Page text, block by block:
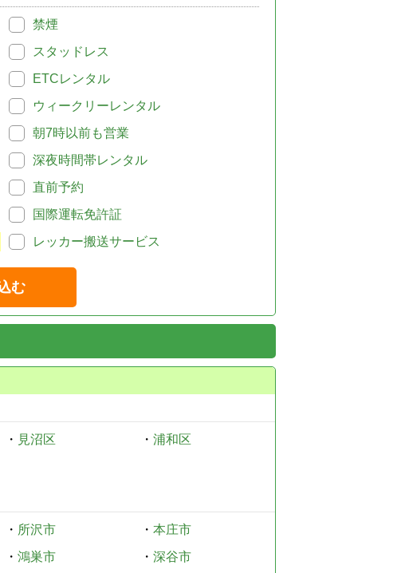
禁煙
スタッドレス
ETCレンタル
ウィークリーレンタル
朝7時以前も営業
深夜時間帯レンタル
直前予約
国際運転免許証
レッカー搬送サービス
む
・ 見沼区 ・ 浦和区
・ 所沢市 ・ 本庄市
・ 鴻巣市 ・ 深谷市